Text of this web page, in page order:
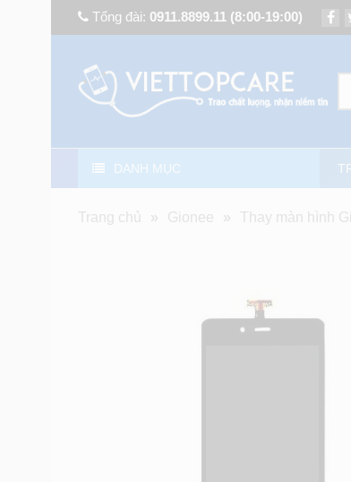
Tổng đài: 0911.8899.11 (8:00-19:00)
DANH MỤC
Trang chủ » Gionee » Thay màn hình